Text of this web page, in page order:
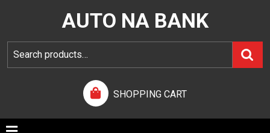
AUTO NA BANK
SHOPPING CART